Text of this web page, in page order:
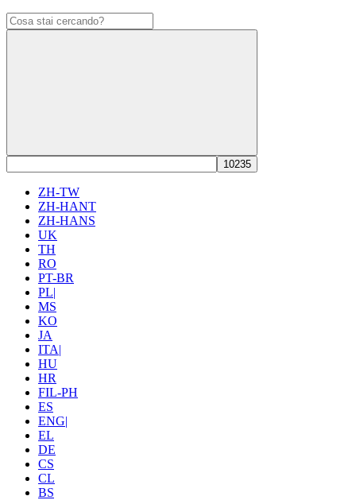
ZH-TW
ZH-HANT
ZH-HANS
UK
TH
RO
PT-BR
PL|
MS
KO
JA
ITA|
HU
HR
FIL-PH
ES
ENG|
EL
DE
CS
CL
BS